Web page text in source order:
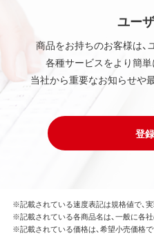
ユー
商品をお持ちのお客様は
各種サービスをより簡単
当社から重要なお知らせや
登
※記載されている速度表記は規格値で、
※記載されている各商品名は、一般に各
※記載されている価格は、希望小売価格で